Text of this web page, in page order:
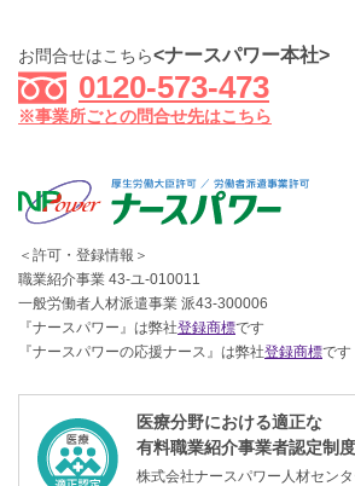
お問合せはこちら<ナースパワー本社>
0120-573-473
※事業所ごとの問合せ先はこちら
＜許可・登録情報＞
職業紹介事業 43-ユ-010011
一般労働者人材派遣事業 派43-300006
『ナースパワー』は弊社登録商標です
『ナースパワーの応援ナース』は弊社登録商標です
医療分野における適正な
有料職業紹介事業者認定制度
株式会社ナースパワー人材セン